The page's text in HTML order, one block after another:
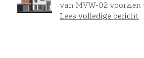
van MVW-02 voorzien
dakpannen. ook met
Lees volledige bericht